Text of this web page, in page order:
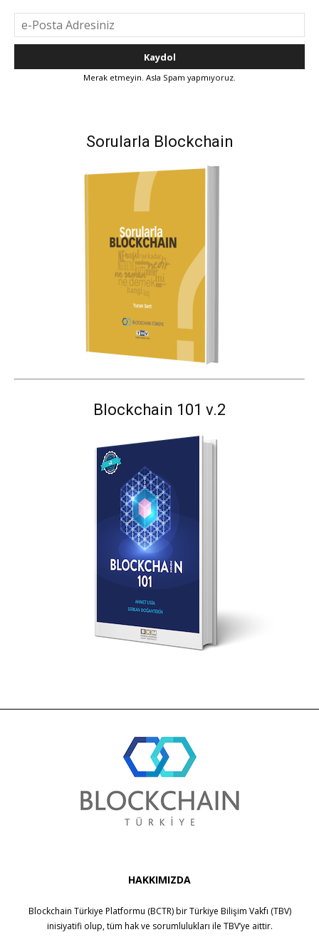
Merak etmeyin. Asla Spam yapmıyoruz.
Sorularla Blockchain
Blockchain 101 v.2
HAKKIMIZDA
Blockchain Türkiye Platformu (BCTR) birTürkiye Bilişim Vakfı (TBV)
inisiyatifi olup, tüm hak ve sorumlulukları ile TBV’ye aittir.